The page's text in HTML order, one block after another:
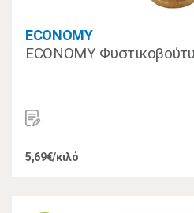
ECONOMY
ECONOMY
5,69€/κιλό